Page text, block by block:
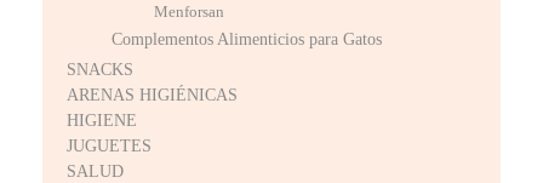
Menforsan
Complementos Alimenticios para Gatos
SNACKS
ARENAS HIGIÉNICAS
HIGIENE
JUGUETES
SALUD